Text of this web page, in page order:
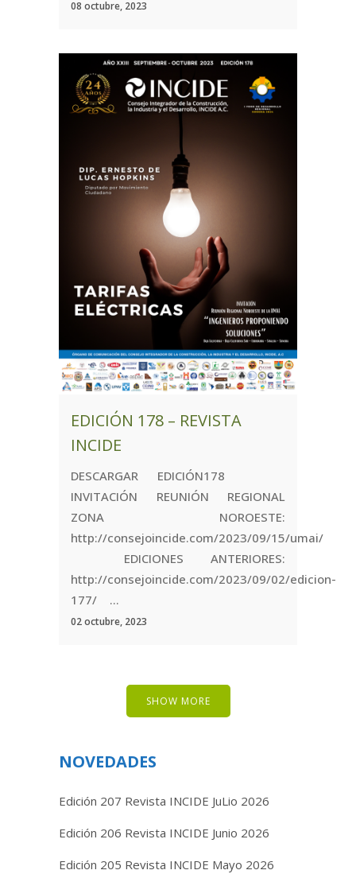
08 octubre, 2023
EDICIÓN 178 – REVISTA
INCIDE
DESCARGAR EDICIÓN178
INVITACIÓN REUNIÓN REGIONAL
ZONA NOROESTE:
http://consejoincide.com/2023/09/15/umai/
EDICIONES ANTERIORES:
http://consejoincide.com/2023/09/02/edicion-
177/ ...
02 octubre, 2023
SHOW MORE
NOVEDADES
Edición 207 Revista INCIDE JuLio 2026
Edición 206 Revista INCIDE Junio 2026
Edición 205 Revista INCIDE Mayo 2026